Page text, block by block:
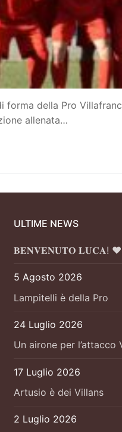
forma della Pro
allenata…
ULTIME NEWS
𝐁𝐄𝐍𝐕𝐄𝐍𝐔𝐓𝐎 𝐋𝐔𝐂𝐀!
5 Agosto 2026
Lampitelli è della Pro
24 Luglio 2026
Un airone per l’attacco
17 Luglio 2026
Artusio è dei Villans
2 Luglio 2026